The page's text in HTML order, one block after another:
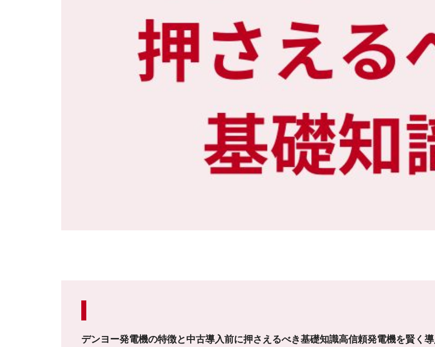
デンヨー発電機の特徴と中古導入前に押さえるべき基礎知識高信頼発電機を賢く